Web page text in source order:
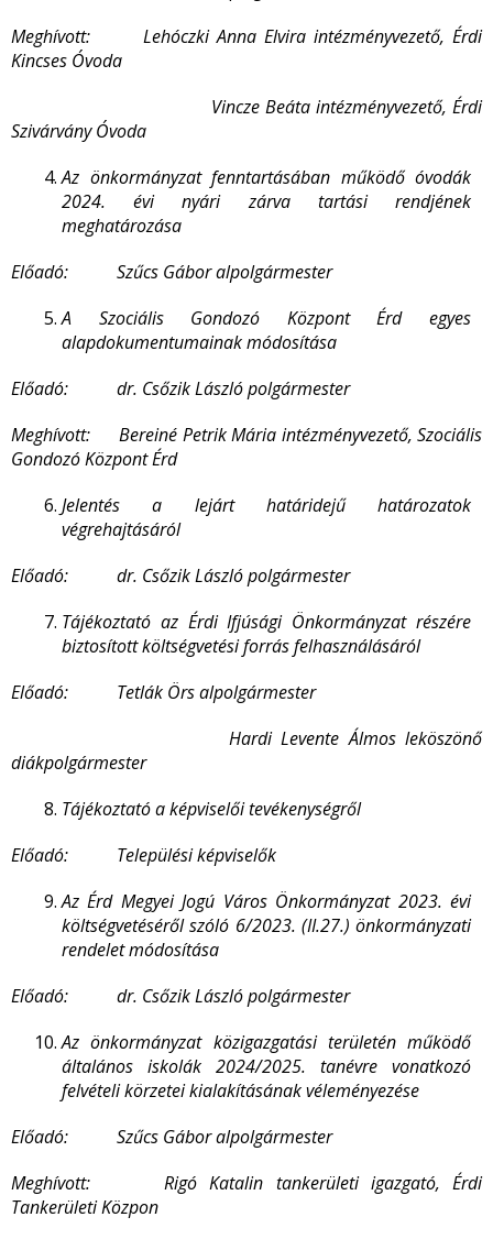
Meghívott: Lehóczki Anna Elvira intézményvezető, Érdi
Kincses Óvoda
Vincze Beáta intézményvezető, Érdi
Szivárvány Óvoda
Az önkormányzat fenntartásában működő óvodák
2024. évi nyári zárva tartási rendjének
meghatározása
Előadó: Szűcs Gábor alpolgármester
A Szociális Gondozó Központ Érd egyes
alapdokumentumainak módosítása
Előadó: dr. Csőzik László polgármester
Meghívott: Bereiné Petrik Mária intézményvezető, Szociális
Gondozó Központ Érd
Jelentés a lejárt határidejű határozatok
végrehajtásáról
Előadó: dr. Csőzik László polgármester
Tájékoztató az Érdi Ifjúsági Önkormányzat részére
biztosított költségvetési forrás felhasználásáról
Előadó: Tetlák Örs alpolgármester
Hardi Levente Álmos leköszönő
diákpolgármester
Tájékoztató a képviselői tevékenységről
Előadó: Települési képviselők
Az Érd Megyei Jogú Város Önkormányzat 2023. évi
költségvetéséről szóló 6/2023. (II.27.) önkormányzati
rendelet módosítása
Előadó: dr. Csőzik László polgármester
Az önkormányzat közigazgatási területén működő
általános iskolák 2024/2025. tanévre vonatkozó
felvételi körzetei kialakításának véleményezése
Előadó: Szűcs Gábor alpolgármester
Meghívott: Rigó Katalin tankerületi igazgató, Érdi
Tankerületi Közpon